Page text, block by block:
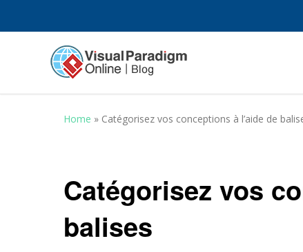
Home » Catégorisez vos conceptions à l’aide de
Catégorisez vos
balises